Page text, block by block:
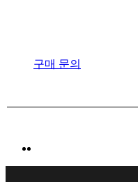
구매 문의